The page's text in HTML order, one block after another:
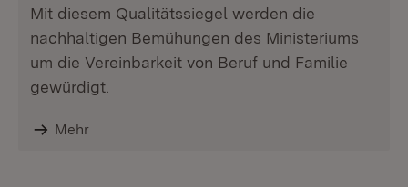
Mit diesem Qualitätssiegel werden die
nachhaltigen Bemühungen des Ministeriums
um die Vereinbarkeit von Beruf und Familie
gewürdigt.
Mehr